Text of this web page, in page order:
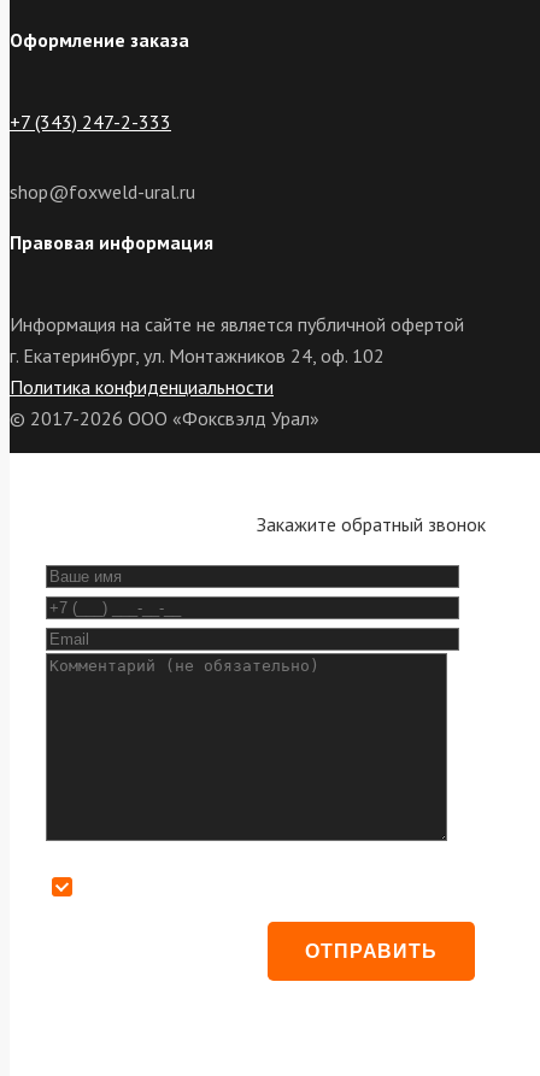
Оформление заказа
+7 (343) 247-2-333
shop@foxweld-ural.ru
Правовая информация
Информация на сайте не является публичной офертой
г. Екатеринбург, ул. Монтажников 24, оф. 102
Политика конфиденциальности
© 2017-2026 ООО «Фоксвэлд Урал»
Закажите обратный звонок